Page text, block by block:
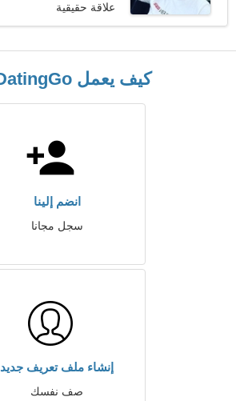
علاقة حقيقية
كيف يعمل EspDatingGo
انضم إلينا
سجل مجانا
إنشاء ملف تعريف جديد
صف نفسك